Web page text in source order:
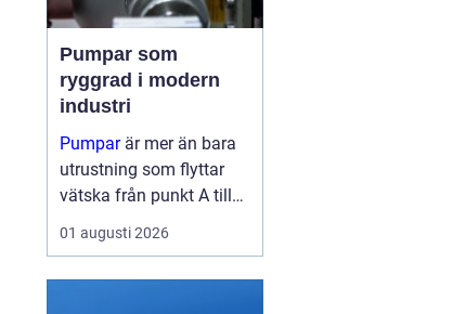
Pumpar som
ryggrad i modern
industri
Pumparär mer än bara
utrustning som flyttar
vätska från punkt A till
punkt B. I många
fabriker är de lika viktiga
01 augusti 2026